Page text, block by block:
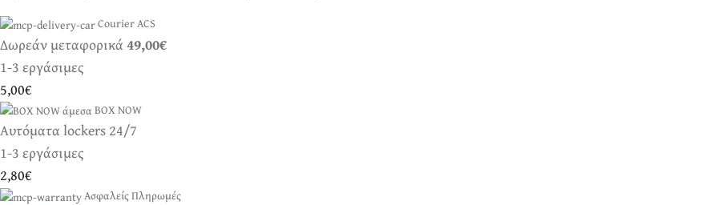
Courier ACS
Δωρεάν μεταφορικά49,00€
1-3 εργάσιμες
5,00€
BOX NOW
Αυτόματα lockers 24/7
1-3 εργάσιμες
2,80€
Ασφαλείς Πληρωμές